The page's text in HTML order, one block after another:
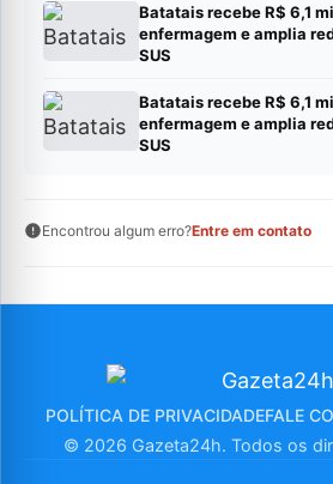
Batatais recebe R$ 6,1
enfermagem e amplia
SUS
Batatais recebe R$ 6,1
enfermagem e amplia
SUS
Encontrou algum erro?Entre em contato
POLÍTICA DE PRIVACIDADEFALE
© 2026 Gazeta24h. Todos os